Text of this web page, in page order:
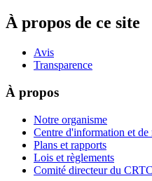
À propos de ce site
Avis
Transparence
À propos
Notre organisme
Centre d'information et de
Plans et rapports
Lois et règlements
Comité directeur du